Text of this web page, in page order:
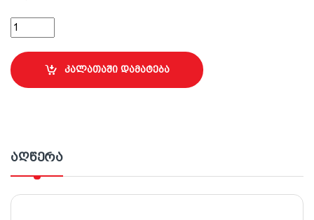
10 სმ ლილვაკის ბალიში Eurofaza quantity
კალათაში დამატება
აღწერა